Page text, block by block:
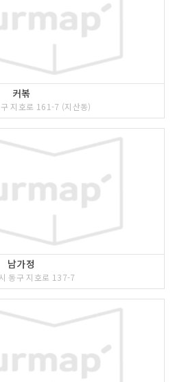
커볶
지호로 161-7 (지산동)
남가정
동구 지호로 137-7